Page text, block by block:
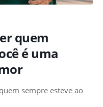
quem
é uma
sempre esteve ao